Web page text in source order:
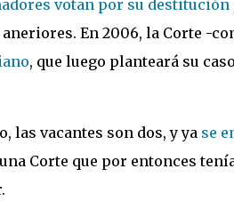
votan por su destitución
En 2006, la Corte -
, que luego planteará su
las vacantes son dos, y ya se
Corte que por entonces